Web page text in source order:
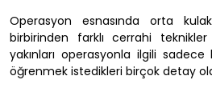
Operasyon esnasında orta
birbirinden farklı cerrahi
yakınları operasyonla ilgili sadece
öğrenmek istedikleri birçok detay